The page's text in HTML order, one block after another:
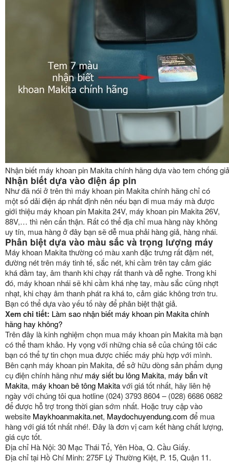
Nhận biết máy khoan pin Makita chính hãng dựa vào tem chống
Nhận biết dựa vào điện áp pin
Như đã nói ở trên thì máy khoan pin Makita chính hãng chỉ có
một số dải điện áp nhất định nên nếu bạn đi mua máy mà được
giới thiệu máy khoan pin Makita 24V, máy khoan pin Makita 26V,
88V,… thì nên cẩn thận. Rất có thể địa chỉ mua hàng này không
uy tín, mua hàng ở đây bạn sẽ dễ mua phải hàng giả, hàng nhái.
Phân biệt dựa vào màu sắc và trọng lượng máy
Máy khoan Makita thường có màu xanh đặc trưng rất đậm nét,
đường nét trên máy tinh tế, sắc nét, khi cầm trên tay cảm giác
khá đầm tay, âm thanh khi chạy rất thanh và dễ nghe. Trong khi
đó, máy khoan nhái sẽ khi cầm khá nhẹ tay, màu sắc cũng nhợt
nhạt, khi chạy âm thanh phát ra khá to, cảm giác không trơn tru.
Bạn có thể dựa vào yếu tố này để phân biệt thật giả.
Xem chi tiết: Làm sao nhận biết máy khoan pin Makita chính
hãng hay không?
Trên đây là kinh nghiệm chọn mua máy khoan pin Makita mà bạn
có thể tham khảo. Hy vọng với những chia sẻ của chúng tôi các
bạn có thể tự tin chọn mua được chiếc máy phù hợp với mình.
Bên cạnh máy khoan pin Makita, để sở hữu dòng sản phẩm dụng
cụ điện chính hãng như máy siết bu lông Makita, máy bắn vít
Makita, máy khoan bê tông Makitavới giá tốt nhất, hãy liên hệ
ngày với chúng tôi qua hotline (024) 3793 8604 – (028) 6686 0682
để được hỗ trợ trong thời gian sớm nhất. Hoặc truy cập vào
website Maykhoanmakita.net, Maydochuyendung.com để mua
hàng với giá tốt nhất nhé!. Đây là đơn vị cam kết hàng chất lượng,
giá cực tốt.
Địa chỉ Hà Nội: 30 Mạc Thái Tổ, Yên Hòa, Q. Cầu Giấy.
Địa chỉ tại Hồ Chí Minh: 275F Lý Thường Kiệt, P. 15, Quận 11.